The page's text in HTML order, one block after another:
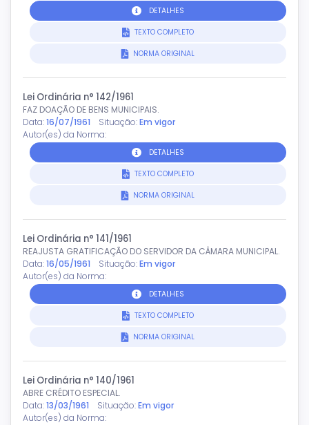
DETALHES
TEXTO COMPLETO
NORMA ORIGINAL
Lei Ordinária n° 142/1961
FAZ DOAÇÃO DE BENS MUNICIPAIS.
Data:16/07/1961 Situação: Em vigor
Autor(es) da Norma:
DETALHES
TEXTO COMPLETO
NORMA ORIGINAL
Lei Ordinária n° 141/1961
REAJUSTA GRATIFICAÇÃO DO SERVIDOR DA CÂMARA MUNICIPAL.
Data:16/05/1961 Situação: Em vigor
Autor(es) da Norma:
DETALHES
TEXTO COMPLETO
NORMA ORIGINAL
Lei Ordinária n° 140/1961
ABRE CRÉDITO ESPECIAL.
Data:13/03/1961 Situação: Em vigor
Autor(es) da Norma: